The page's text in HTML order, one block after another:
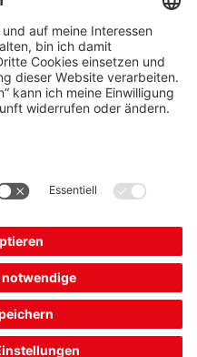
Datenschutz
Cookie Einstellungen
Impressum